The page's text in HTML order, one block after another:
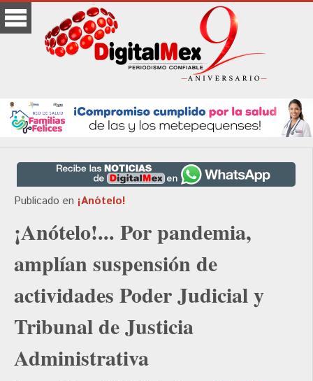
Publicado en ¡Anótelo!
¡Anótelo!... Por pandemia,
amplían suspensión de
actividades Poder Judicial y
Tribunal de Justicia
Administrativa